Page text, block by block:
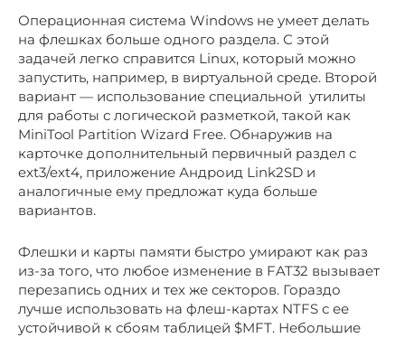
Операционная система Windows не умеет делать
на флешках больше одного раздела. С этой
задачей легко справится Linux, который можно
запустить, например, в виртуальной среде. Второй
вариант — использование специальной утилиты
для работы с логической разметкой, такой как
MiniTool Partition Wizard Free. Обнаружив на
карточке дополнительный первичный раздел с
ext3/ext4, приложение Андроид Link2SD и
аналогичные ему предложат куда больше
вариантов.
Флешки и карты памяти быстро умирают как раз
из-за того, что любое изменение в FAT32 вызывает
перезапись одних и тех же секторов. Гораздо
лучше использовать на флеш-картах NTFS с ее
устойчивой к сбоям таблицей $MFT. Небольшие